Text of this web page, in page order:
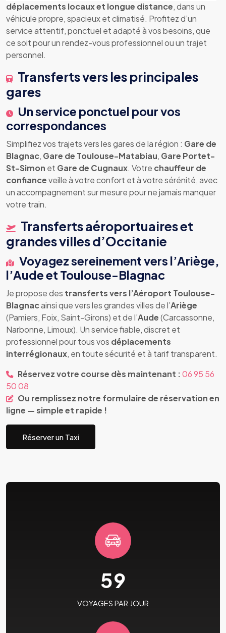
déplacements locaux et longue distance, dans un
véhicule propre, spacieux et climatisé. Profitez d’un
service attentif, ponctuel et adapté à vos besoins, que
ce soit pour un rendez-vous professionnel ou un trajet
personnel.
Transferts vers les principales
gares
Un service ponctuel pour vos
correspondances
Simplifiez vos trajets vers les gares de la région : Gare de
Blagnac, Gare de Toulouse-Matabiau, Gare Portet-
St-Simon et Gare de Cugnaux. Votre chauffeur de
confianceveille à votre confort et à votre sérénité, avec
un accompagnement sur mesure pour ne jamais manquer
votre train.
Transferts aéroportuaires et
grandes villes d’Occitanie
Voyagez sereinement vers l’Ariège,
l’Aude et Toulouse-Blagnac
Je propose des transferts vers l’Aéroport Toulouse-
Blagnacainsi que vers les grandes villes de l’Ariège
(Pamiers, Foix, Saint-Girons) et de l’Aude(Carcassonne,
Narbonne, Limoux). Un service fiable, discret et
professionnel pour tous vos déplacements
interrégionaux, en toute sécurité et à tarif transparent.
Réservez votre course dès maintenant :06 95 56
50 08
Ou remplissez notre formulaire de réservation en
ligne — simple et rapide !
Réserver un Taxi
59
VOYAGES PAR JOUR